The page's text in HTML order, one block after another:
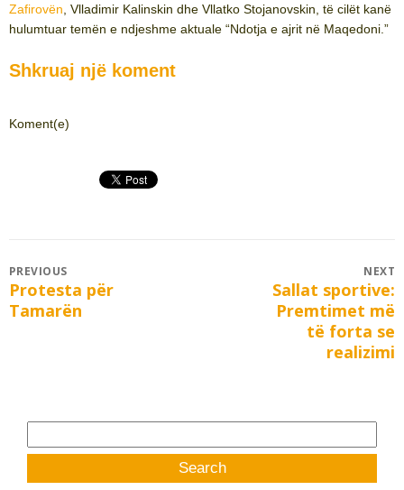
Zafirovën , Vlladimir Kalinskin dhe Vllatko Stojanovskin, të cilët kanë
hulumtuar temën e ndjeshme aktuale “Ndotja e ajrit në Maqedoni.”
Shkruaj një koment
Koment(e)
Post
navigation
PREVIOUS
Previous
post:
Protesta për
Tamarën
NEXT
Next
post:
Sallat sportive:
Premtimet më
të forta se
realizimi
for: